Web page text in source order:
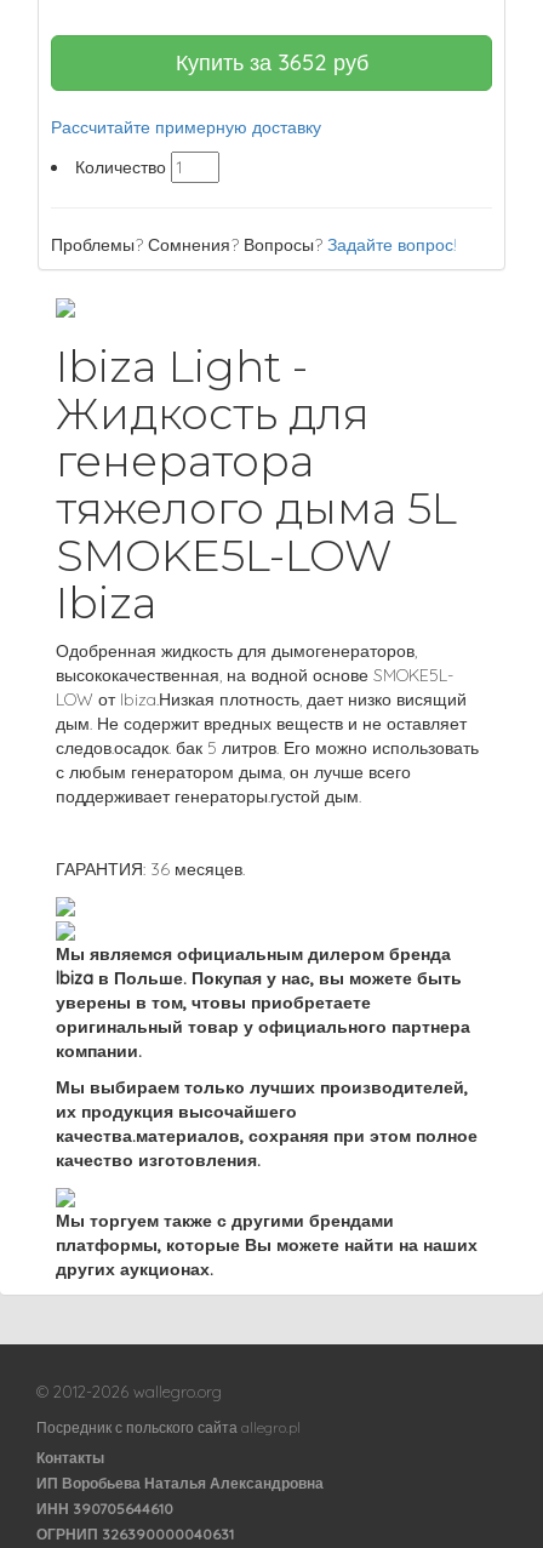
Купить за 3652 руб
Рассчитайте примерную доставку
Количество
Проблемы? Сомнения? Вопросы? Задайте вопрос!
Ibiza Light -
Жидкость для
генератора
тяжелого дыма 5L
SMOKE5L-LOW
Ibiza
Одобренная жидкость для дымогенераторов,
высококачественная, на водной основе SMOKE5L-
LOW от Ibiza.Низкая плотность, дает низко висящий
дым. Не содержит вредных веществ и не оставляет
следов.осадок. бак 5 литров. Его можно использовать
с любым генератором дыма, он лучше всего
поддерживает генераторы.густой дым.
ГАРАНТИЯ: 36 месяцев.
Мы являемся официальным дилером бренда
Ibiza в Польше. Покупая у нас, вы можете быть
уверены в том, чтовы приобретаете
оригинальный товар у официального партнера
компании.
Мы выбираем только лучших производителей,
их продукция высочайшего
качества.материалов, сохраняя при этом полное
качество изготовления.
Мы торгуем также с другими брендами
платформы, которые Вы можете найти на наших
других аукционах.
© 2012-2026 wallegro.org
Посредник с польского сайта allegro.pl
Контакты
ИП Воробьева Наталья Александровна
ИНН 390705644610
ОГРНИП 326390000040631